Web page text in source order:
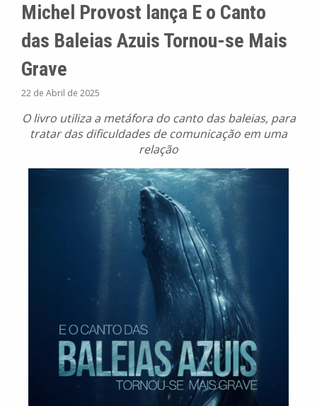
Michel Provost lança E o Canto
das Baleias Azuis Tornou-se Mais
Grave
22 de Abril de 2025
O livro utiliza a metáfora do canto das baleias, para
tratar das dificuldades de comunicação em uma
relação